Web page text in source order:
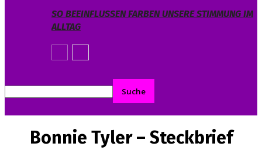
SO BEEINFLUSSEN FARBEN UNSERE STIMMUNG IM
ALLTAG
Bonnie Tyler – Steckbrief